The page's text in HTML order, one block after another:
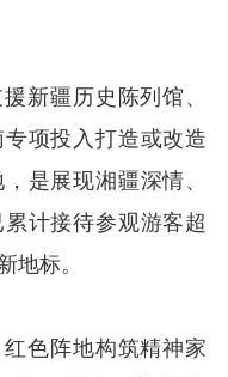
新疆历史陈列馆、
项投入打造或改造
是展现湘疆深情、
计接待参观游客超
地标。
色阵地构筑精神家